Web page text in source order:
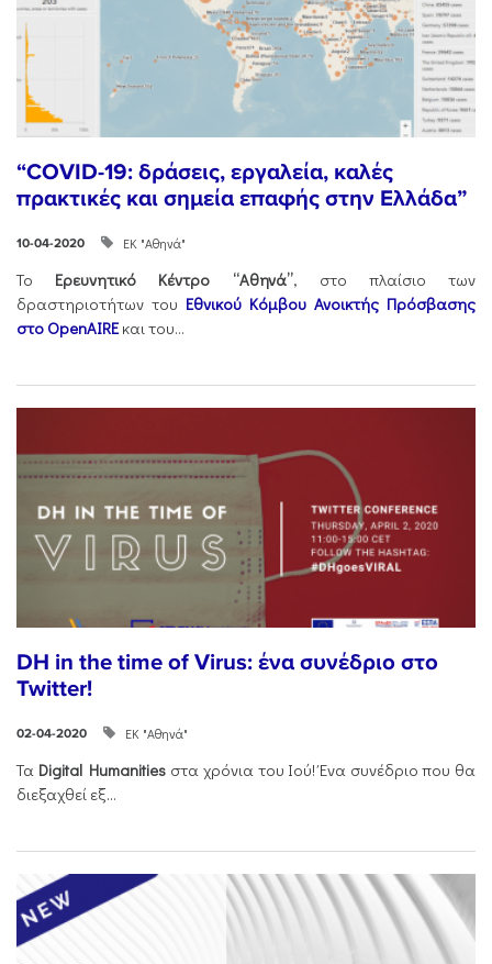
“COVID-19: δράσεις, εργαλεία, καλές
πρακτικές και σημεία επαφής στην Ελλάδα”
10-04-2020 ΕΚ "Αθηνά"
Το Ερευνητικό Κέντρο “Αθηνά”, στο πλαίσιο των
δραστηριοτήτων του Εθνικού Κόμβου Ανοικτής Πρόσβασης
στο OpenAIRE και του...
DH in the time of Virus: ένα συνέδριο στο
Twitter!
02-04-2020 ΕΚ "Αθηνά"
Τα Digital Humanities στα χρόνια του Ιού! Ένα συνέδριο που θα
διεξαχθεί εξ...